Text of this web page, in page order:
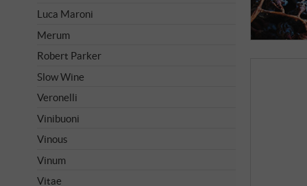
Luca Maroni
Merum
Robert Parker
Slow Wine
Veronelli
Vinibuoni
Vinous
Vinum
Vitae